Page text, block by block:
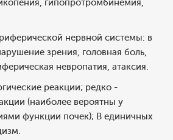
гипопротромбинемия,
нервной системы: в
зрения, головная боль,
невропатия, атаксия.
реакции; редко -
(наиболее вероятны у
функции почек); В единичных